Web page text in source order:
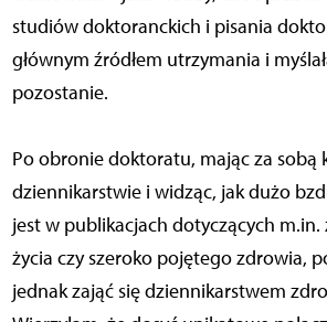
studiów doktoranckich i pisania
głównym źródłem utrzymania i
pozostanie.
Po obronie doktoratu, mając za sobą
dziennikarstwie i widząc, jak dużo
jest w publikacjach dotyczących
życia czy szeroko pojętego zdrowia,
jednak zająć się dziennikarstwem